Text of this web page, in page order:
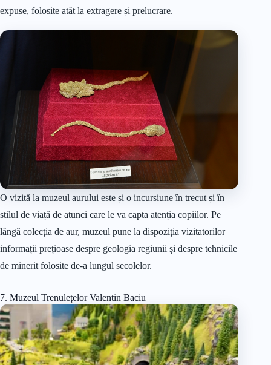
expuse, folosite atât la extragere și prelucrare.
O vizită la muzeul aurului este și o incursiune în trecut și în
stilul de viață de atunci care le va capta atenția copiilor. Pe
lângă colecția de aur, muzeul pune la dispoziția vizitatorilor
informații prețioase despre geologia regiunii și despre tehnicile
de minerit folosite de-a lungul secolelor.
7. Muzeul Trenulețelor Valentin Baciu